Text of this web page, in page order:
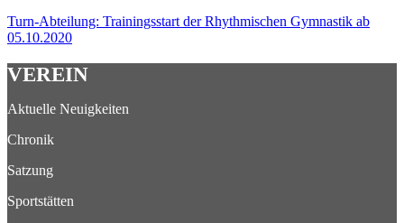
Turn-Abteilung: Trainingsstart der Rhythmischen Gymnastik ab
05.10.2020
VEREIN
Aktuelle Neuigkeiten
Chronik
Satzung
Sportstätten